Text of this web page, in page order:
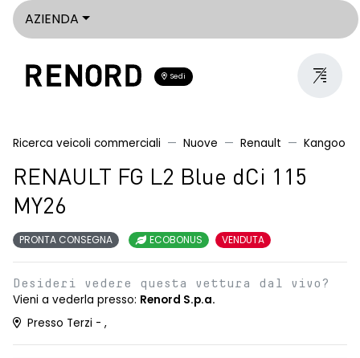
AZIENDA
Sedi
Ricerca veicoli commerciali Nuove Renault Kangoo
RENAULT FG L2 Blue dCi 115
MY26
PRONTA CONSEGNA ECOBONUS VENDUTA
Desideri vedere questa vettura dal vivo?
Vieni a vederla presso: Renord S.p.a.
Presso Terzi - ,